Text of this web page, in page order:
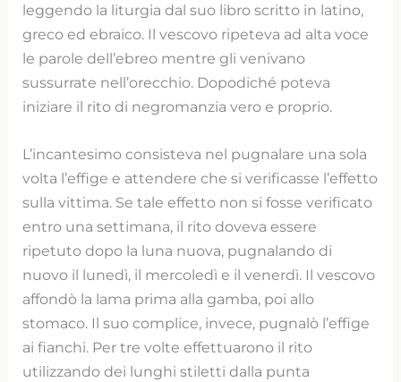
leggendo la liturgia dal suo libro scritto in latino,
greco ed ebraico. Il vescovo ripeteva ad alta voce
le parole dell’ebreo mentre gli venivano
sussurrate nell’orecchio. Dopodiché poteva
iniziare il rito di negromanzia vero e proprio.
L’incantesimo consisteva nel pugnalare una sola
volta l’effige e attendere che si verificasse l’effetto
sulla vittima. Se tale effetto non si fosse verificato
entro una settimana, il rito doveva essere
ripetuto dopo la luna nuova, pugnalando di
nuovo il lunedì, il mercoledì e il venerdì. Il vescovo
affondò la lama prima alla gamba, poi allo
stomaco. Il suo complice, invece, pugnalò l’effige
ai fianchi. Per tre volte effettuarono il rito
utilizzando dei lunghi stiletti dalla punta